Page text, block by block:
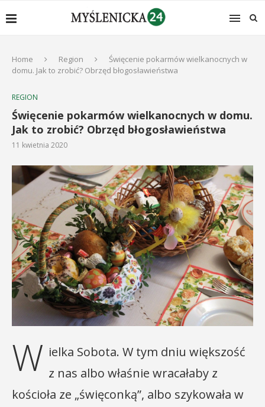
Home Region
Święcenie pokarmów wielkanocnych w
domu. Jak to zrobić? Obrzęd błogosławieństwa
REGION
Święcenie pokarmów wielkanocnych w domu.
Jak to zrobić? Obrzęd błogosławieństwa
11 kwietnia 2020
W ielka Sobota. W tym dniu większość
z nas albo właśnie wracałaby z
kościoła ze „święconką”, albo szykowała w